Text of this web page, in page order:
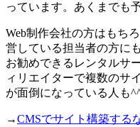
っています。あくまでも
Web制作会社の方はもち
営している担当者の方に
お勧めできるレンタルサ
ィリエイターで複数のサ
が面倒になっている人も^^
→CMSでサイト構築する